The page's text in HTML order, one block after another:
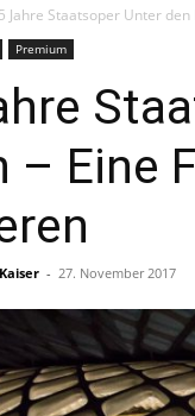
Jahre Staatsoper Unter
Premium
– Eine
- 27. November 2017